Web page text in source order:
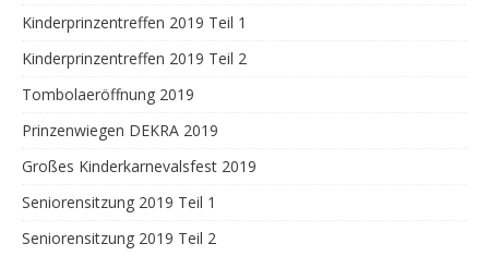
Kinderprinzentreffen 2019 Teil 1
Kinderprinzentreffen 2019 Teil 2
Tombolaeröffnung 2019
Prinzenwiegen DEKRA 2019
Großes Kinderkarnevalsfest 2019
Seniorensitzung 2019 Teil 1
Seniorensitzung 2019 Teil 2